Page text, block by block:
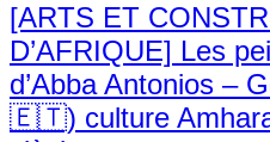
[ARTS ET
D’AFRIQUE] Les
d’Abba Antonios –
🇪🇹) culture